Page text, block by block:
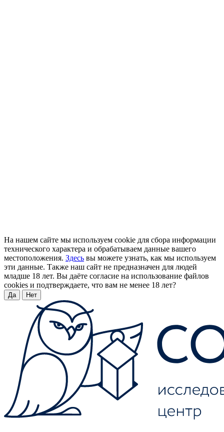
На нашем сайте мы используем cookie для сбора информации
технического характера и обрабатываем данные вашего
местоположения. Здесь вы можете узнать, как мы используем
эти данные. Также наш сайт не предназначен для людей
младше 18 лет. Вы даёте согласие на использование файлов
cookies и подтверждаете, что вам не менее 18 лет?
Да Нет